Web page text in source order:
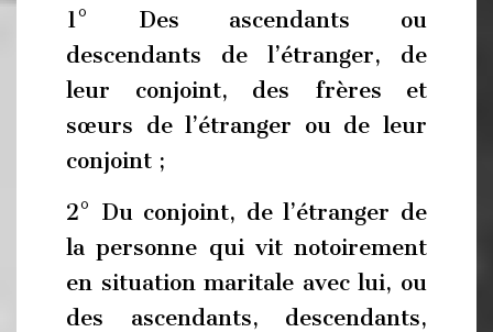
1° Des ascendants ou
descendants de l’étranger, de
leur conjoint, des frères et
sœurs de l’étranger ou de leur
conjoint ;
2° Du conjoint, de l’étranger de
la personne qui vit notoirement
en situation maritale avec lui, ou
des ascendants, descendants,